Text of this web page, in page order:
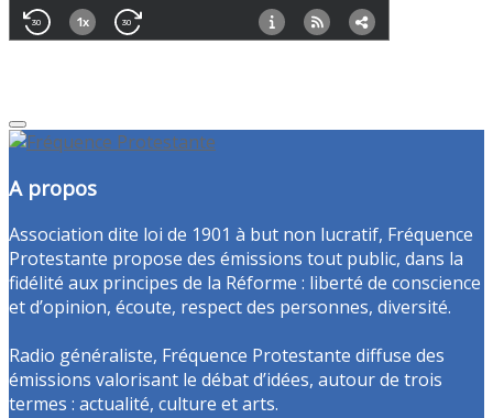
A propos
Association dite loi de 1901 à but non lucratif, Fréquence
Protestante propose des émissions tout public, dans la
fidélité aux principes de la Réforme : liberté de conscience
et d’opinion, écoute, respect des personnes, diversité.
Radio généraliste, Fréquence Protestante diffuse des
émissions valorisant le débat d’idées, autour de trois
termes : actualité, culture et arts.